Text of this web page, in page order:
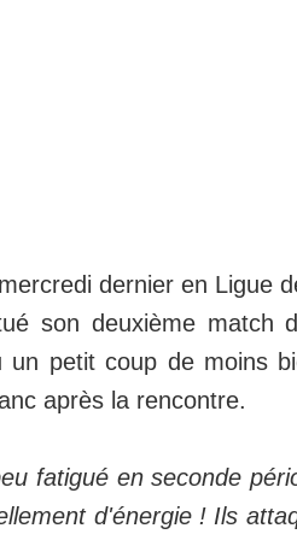
dernier en Ligue
son deuxième match
un petit coup de moins
après la rencontre.
fatigué en seconde
d'énergie ! Ils